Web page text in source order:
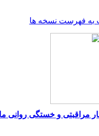
به فهرست نسخه ها
و خستگی روانی